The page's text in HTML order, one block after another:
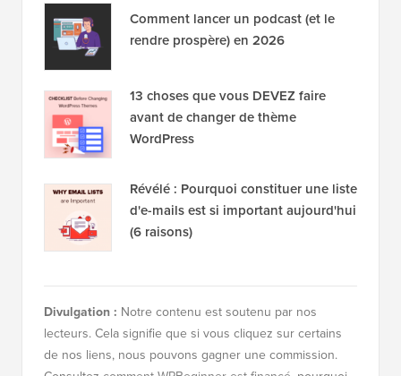
Comment lancer un podcast (et le
rendre prospère) en 2026
13 choses que vous DEVEZ faire
avant de changer de thème
WordPress
Révélé : Pourquoi constituer une liste
d'e-mails est si important aujourd'hui
(6 raisons)
Divulgation : Notre contenu est soutenu par nos
lecteurs. Cela signifie que si vous cliquez sur certains
de nos liens, nous pouvons gagner une commission.